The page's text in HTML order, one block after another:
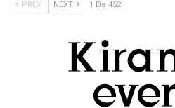
PREV NEXT 1 De 452